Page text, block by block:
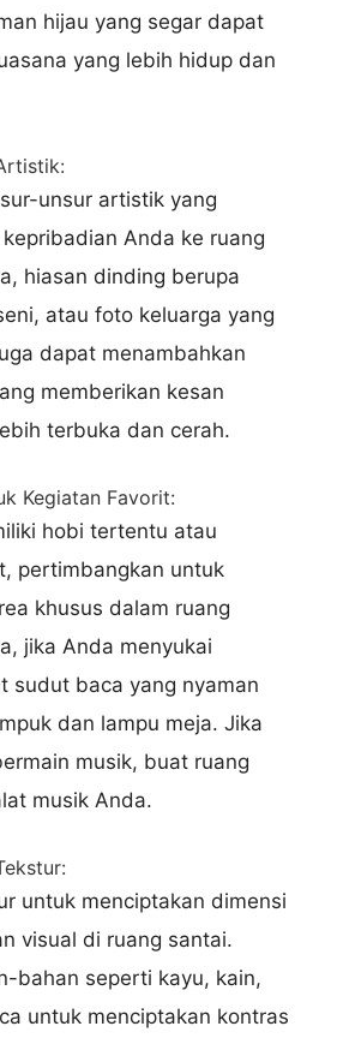
hijau yang segar dapat
yang lebih hidup dan
unsur artistik yang
Anda ke ruang
hiasan dinding berupa
atau foto keluarga yang
dapat menambahkan
memberikan kesan
terbuka dan cerah.
Kegiatan Favorit:
hobi tertentu atau
pertimbangkan untuk
khusus dalam ruang
jika Anda menyukai
sudut baca yang nyaman
dan lampu meja. Jika
musik, buat ruang
musik Anda.
untuk menciptakan dimensi
visual di ruang santai.
bahan seperti kayu, kain,
untuk menciptakan kontras